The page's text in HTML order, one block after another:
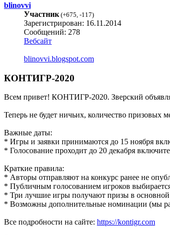
blinovvi
Участник (+675 -117)
Зарегистрирован: 16.11.2014
Сообщений: 278
Вебсайт
blinovvi.blogspot.com
КОНТИГР-2020
Всем привет! КОНТИГР-2020. Зверский
Теперь не будет ничьих, количество призовых
Важные даты:
* Игры и заявки принимаются до 15 ноября
* Голосование проходит до 20 декабря
Краткие правила:
* Авторы отправляют на конкурс ранее не
* Публичным голосованием игроков
* Три лучшие игры получают призы в
* Возможны дополнительные номинации (мы
Все подробности на сайте: https://kontigr.com